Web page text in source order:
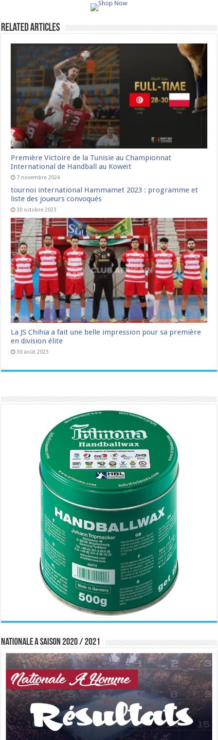
Related Articles
Première Victoire de la Tunisie au Championnat
International de Handball au Koweït
7 novembre 2024
tournoi international Hammamet 2023 : programme et
liste des joueurs convoqués
30 octobre 2023
La JS Chihia a fait une belle impression pour sa première
en division élite
30 août 2023
Nationale A saison 2020 / 2021